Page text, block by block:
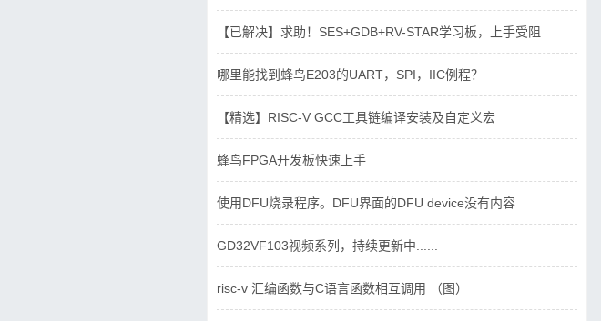
【已解决】求助！SES+GDB+RV-STAR学习板，上手受阻
哪里能找到蜂鸟E203的UART，SPI，IIC例程？
【精选】RISC-V GCC工具链编译安装及自定义宏
蜂鸟FPGA开发板快速上手
使用DFU烧录程序。DFU界面的DFU device没有内容
GD32VF103视频系列，持续更新中......
risc-v 汇编函数与C语言函数相互调用 （图）